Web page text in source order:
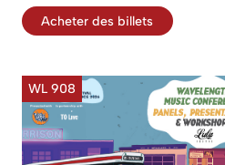
Acheter des billets
WL 908